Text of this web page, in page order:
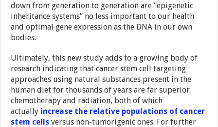
down from generation to generation are “epigenetic
inheritance systems” no less important to our health
and optimal gene expression as the DNA in our own
bodies.
Ultimately, this new study adds to a growing body of
research indicating that cancer stem cell targeting
approaches using natural substances present in the
human diet for thousands of years are far superior
chemotherapy and radiation, both of which
actually increase the relative populations of cancer
stem cells versus non-tumorigenic ones. For further